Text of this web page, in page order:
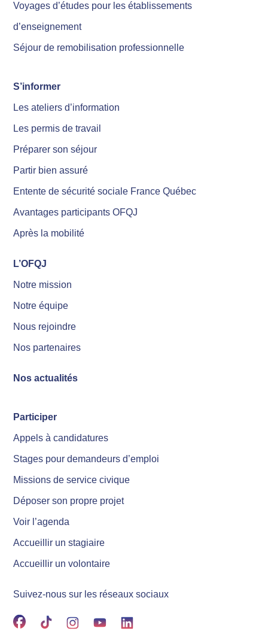
Voyages d’études pour les établissements
d’enseignement
Séjour de remobilisation professionnelle
S’informer
Les ateliers d’information
Les permis de travail
Préparer son séjour
Partir bien assuré
Entente de sécurité sociale France Québec
Avantages participants OFQJ
Après la mobilité
L’OFQJ
Notre mission
Notre équipe
Nous rejoindre
Nos partenaires
Nos actualités
Participer
Appels à candidatures
Stages pour demandeurs d’emploi
Missions de service civique
Déposer son propre projet
Voir l’agenda
Accueillir un stagiaire
Accueillir un volontaire
Suivez-nous sur les réseaux sociaux